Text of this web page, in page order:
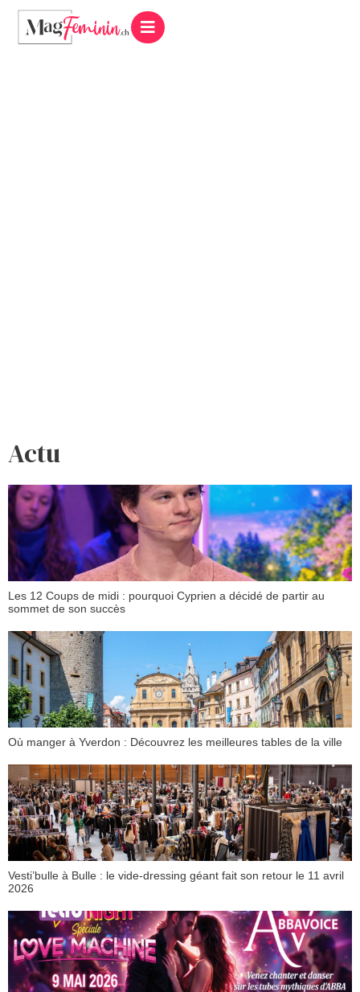
Actu
Les 12 Coups de midi : pourquoi Cyprien a décidé de partir au
sommet de son succès
Où manger à Yverdon : Découvrez les meilleures tables de la ville
Vesti’bulle à Bulle : le vide-dressing géant fait son retour le 11 avril
2026